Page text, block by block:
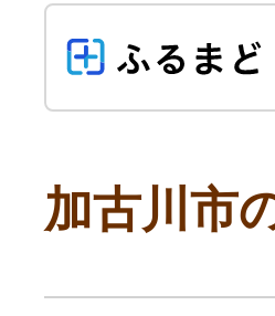
加古川市